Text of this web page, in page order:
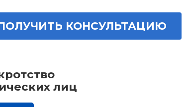
КОНСУЛЬТАЦИЮ
лиц